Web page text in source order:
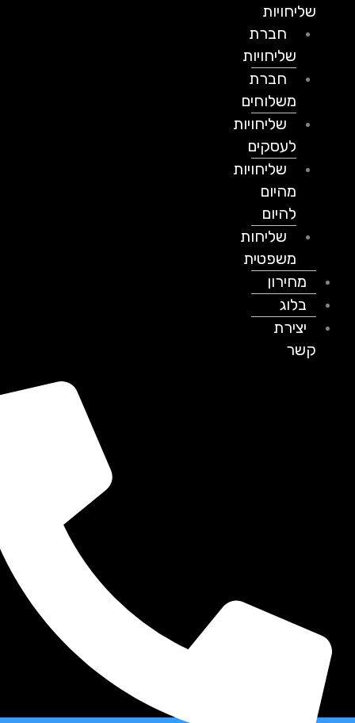
שליחויות
חברת
שליחויות
חברת
משלוחים
שליחויות
לעסקים
שליחויות
מהיום
להיום
שליחות
משפטית
מחירון
בלוג
יצירת
קשר